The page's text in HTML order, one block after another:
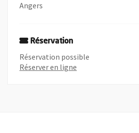
Angers
Réservation
Réservation possible
Réserver en ligne